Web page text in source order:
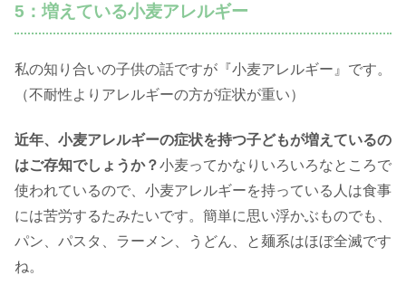
5：増えている小麦アレルギー
私の知り合いの子供の話ですが『小麦アレルギー』です。
（不耐性よりアレルギーの方が症状が重い）
近年、小麦アレルギーの症状を持つ子どもが増えているの
はご存知でしょうか？小麦ってかなりいろいろなところで
使われているので、小麦アレルギーを持っている人は食事
には苦労するたみたいです。簡単に思い浮かぶものでも、
パン、パスタ、ラーメン、うどん、と麺系はほぼ全滅です
ね。